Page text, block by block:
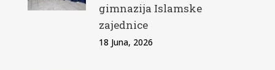
gimnazija Islamske
zajednice
18 Juna, 2026